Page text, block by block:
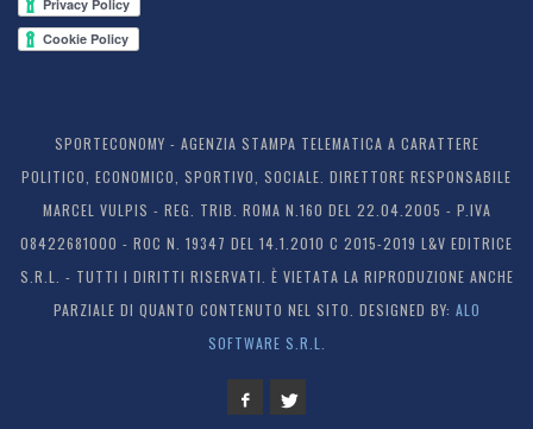
SPORTECONOMY - AGENZIA STAMPA TELEMATICA A CARATTERE
POLITICO, ECONOMICO, SPORTIVO, SOCIALE. DIRETTORE RESPONSABILE
MARCEL VULPIS - REG. TRIB. ROMA N.160 DEL 22.04.2005 - P.IVA
08422681000 - ROC N. 19347 DEL 14.1.2010 C 2015-2019 L&V EDITRICE
S.R.L. - TUTTI I DIRITTI RISERVATI. È VIETATA LA RIPRODUZIONE ANCHE
PARZIALE DI QUANTO CONTENUTO NEL SITO. DESIGNED BY: ALO
SOFTWARE S.R.L.